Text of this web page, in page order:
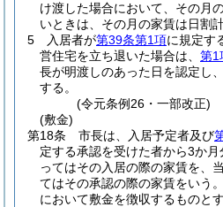
け渡した場合において、その月
いときは、その月の家賃は日割
5
入居者が第39条第1項に規定す
営住宅を立ち退いた場合は、 第1
長が明渡しのあった日を認定し
する。
(令元条例26・一部改正)
(敷金)
第18条
市長は、入居予定者及び
定する承認を受けた者から3か月
ってはその入居の際の家賃を、
てはその承認の際の家賃をいう
において敷金を徴収するものとす